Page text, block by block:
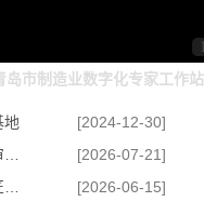
岛市制造业数字化专家工作站
[2024-12-30]
地
[2026-07-21]
[2026-06-15]